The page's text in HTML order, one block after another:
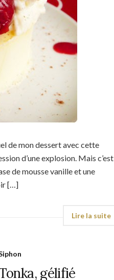
de mon dessert avec cette
d’une explosion. Mais c’est
de mousse vanille et une
[…]
gélifié